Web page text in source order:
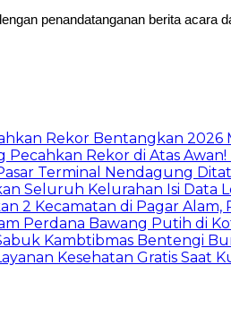
penandatanganan berita acara
Rekor Bentangkan 2026
Rekor di Atas
Terminal Nendagung
Seluruh Kelurahan Isi Data
2 Kecamatan di Pagar Alam,
Perdana Bawang Putih di
Kambtibmas Bentengi
Kesehatan Gratis Saat